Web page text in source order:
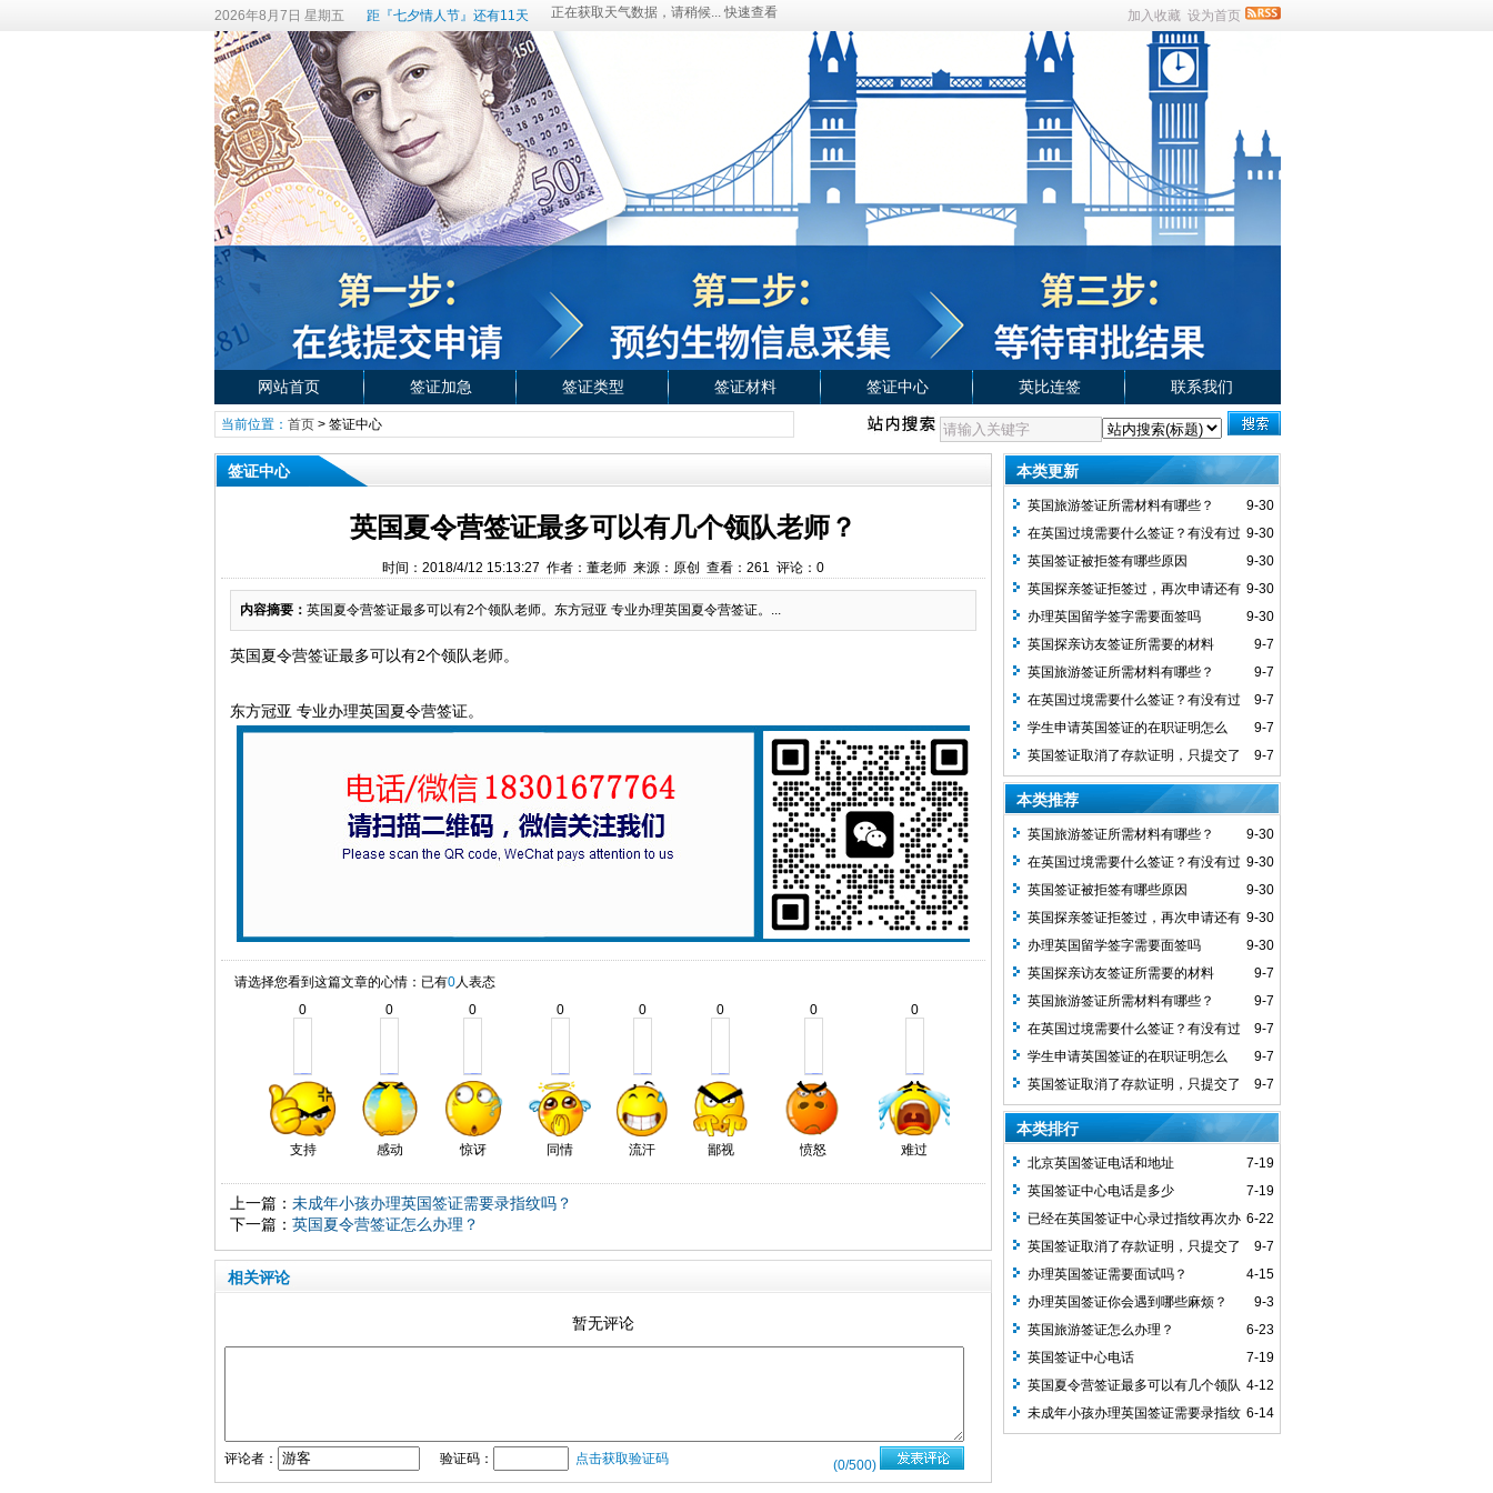
2026年8月7日 星期五 距『七夕情人节』还有11天 加入收藏 设为首页
网站首页 签证加急 签证类型 签证材料 签证中心 英比连签 联系我们
当前位置： 首页> 签证中心
签证中心
英国夏令营签证最多可以有几个领队老师？
时间：2018/4/12 15:13:27 作者：董老师 来源：原创 查看：261 评论：0
内容摘要： 英国夏令营签证最多可以有2个领队老师。东方冠亚 专业办理英国夏令营签证。...
英国夏令营签证最多可以有2个领队老师。
东方冠亚 专业办理英国夏令营签证。
请选择您看到这篇文章的心情：已有0人表态
0
支持
0
感动
0
惊讶
0
同情
0
流汗
0
鄙视
0
愤怒
0
难过
上一篇： 未成年小孩办理英国签证需要录指纹吗？
下一篇： 英国夏令营签证怎么办理？
相关评论
暂无评论
(0/500)
评论者： 验证码： 点击获取验证码
本类更新
9-30
英国旅游签证所需材料有哪些？
9-30
在英国过境需要什么签证？有没有过
境签？
9-30
英国签证被拒签有哪些原因
9-30
英国探亲签证拒签过，再次申请还有
希望吗
9-30
办理英国留学签字需要面签吗
9-7
英国探亲访友签证所需要的材料
9-7
英国旅游签证所需材料有哪些？
9-7
在英国过境需要什么签证？有没有过
境签？
9-7
学生申请英国签证的在职证明怎么
做？
9-7
英国签证取消了存款证明，只提交了
工资流水可以吗
本类推荐
9-30
英国旅游签证所需材料有哪些？
9-30
在英国过境需要什么签证？有没有过
境签？
9-30
英国签证被拒签有哪些原因
9-30
英国探亲签证拒签过，再次申请还有
希望吗
9-30
办理英国留学签字需要面签吗
9-7
英国探亲访友签证所需要的材料
9-7
英国旅游签证所需材料有哪些？
9-7
在英国过境需要什么签证？有没有过
境签？
9-7
学生申请英国签证的在职证明怎么
做？
9-7
英国签证取消了存款证明，只提交了
工资流水可以吗
本类排行
7-19
北京英国签证电话和地址
7-19
英国签证中心电话是多少
6-22
已经在英国签证中心录过指纹再次办
理还需要录指纹吗？
9-7
英国签证取消了存款证明，只提交了
工资流水可以吗
4-15
办理英国签证需要面试吗？
9-3
办理英国签证你会遇到哪些麻烦？
6-23
英国旅游签证怎么办理？
7-19
英国签证中心电话
4-12
英国夏令营签证最多可以有几个领队
老师？
6-14
未成年小孩办理英国签证需要录指纹